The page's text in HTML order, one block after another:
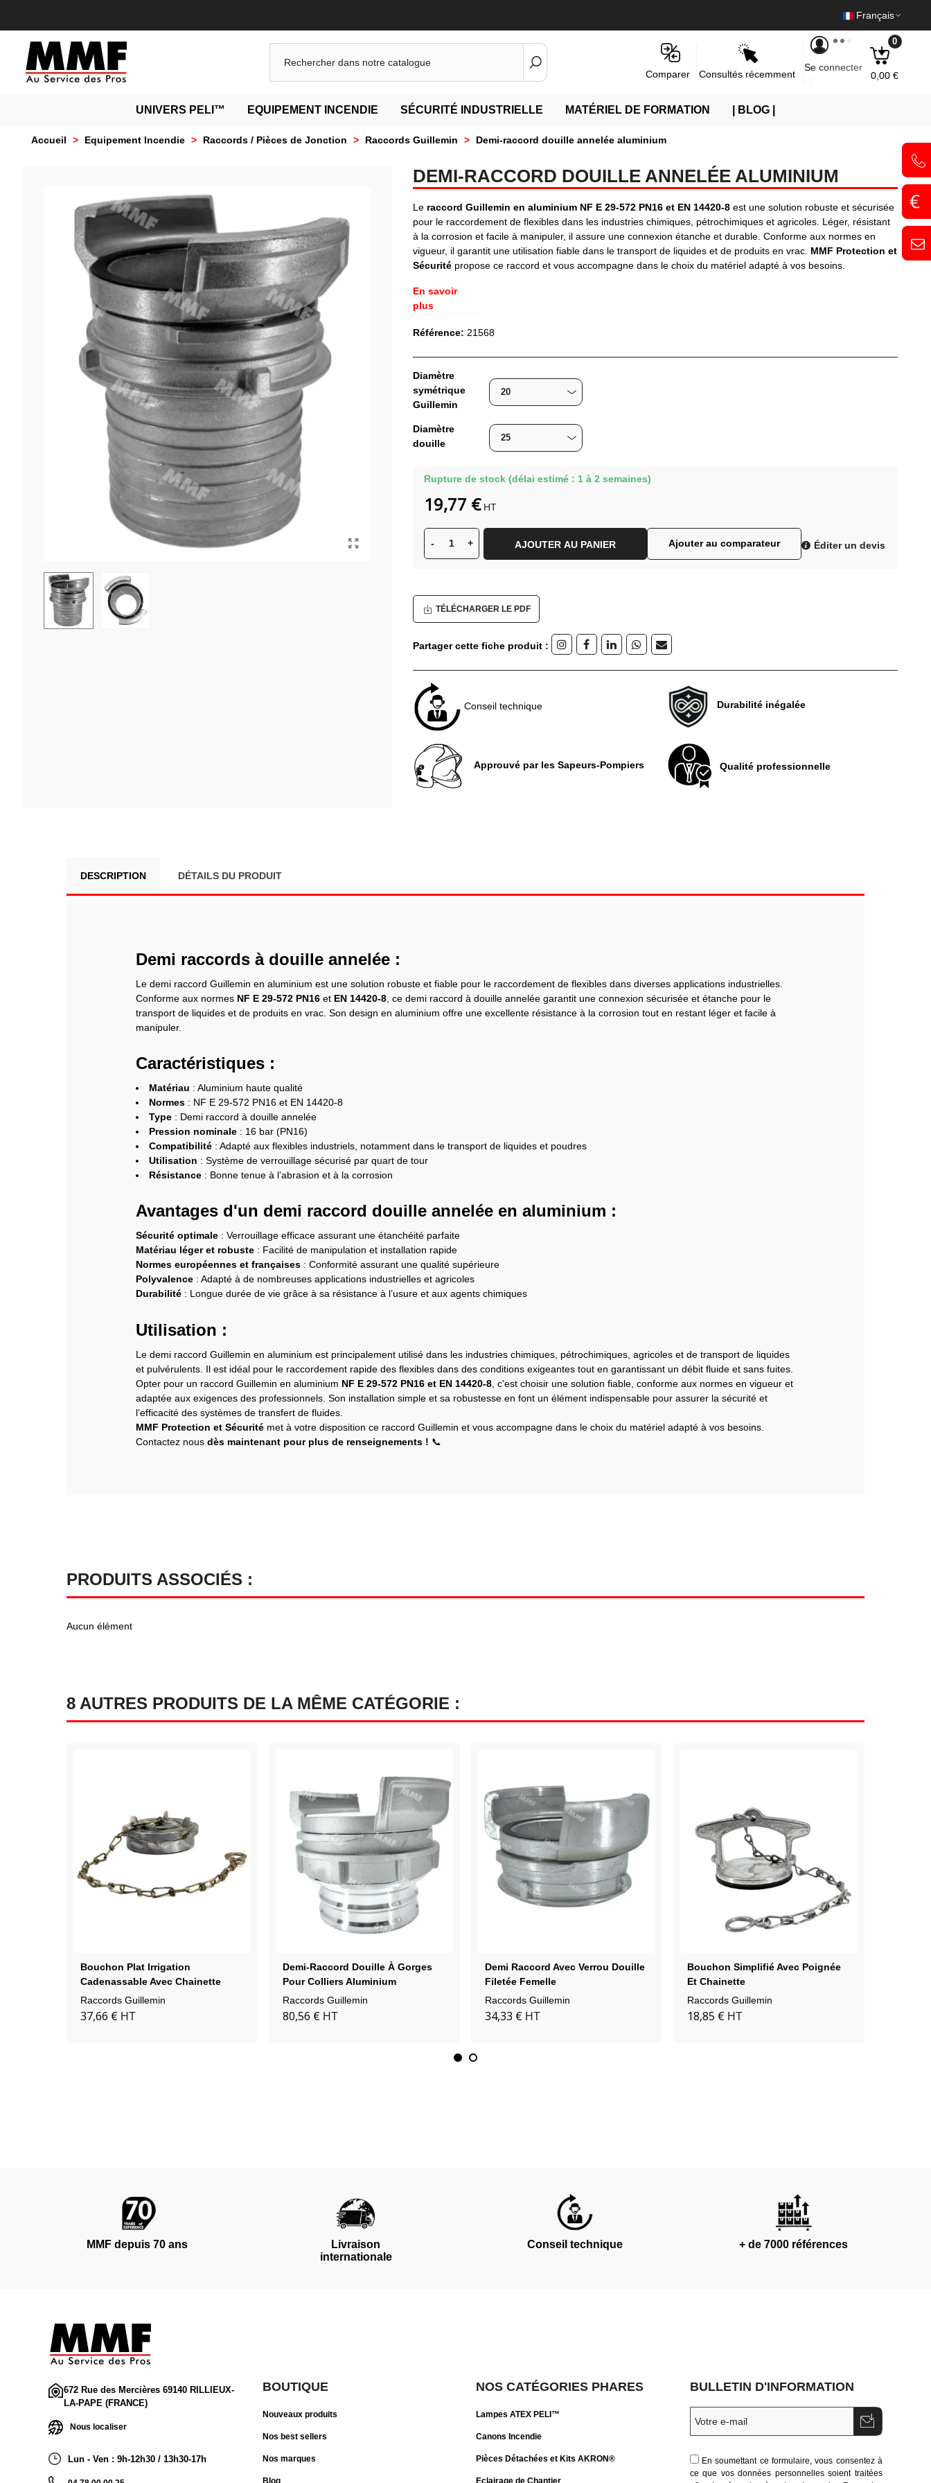
Français
Consultés récemment
Se connecter
0
0,00 €
Comparer
UNIVERS PELI™ EQUIPEMENT INCENDIE SÉCURITÉ INDUSTRIELLE MATÉRIEL DE FORMATION | BLOG |
Accueil > Equipement Incendie > Raccords / Pièces de Jonction > Raccords Guillemin > Demi-raccord douille annelée aluminium
DEMI-RACCORD DOUILLE ANNELÉE ALUMINIUM
Le raccord Guillemin en aluminium NF E 29-572 PN16 et EN 14420-8est une solution robuste et sécurisée
pour le raccordement de flexibles dans les industries chimiques, pétrochimiques et agricoles. Léger, résistant
à la corrosion et facile à manipuler, il assure une connexion étanche et durable. Conforme aux normes en
vigueur, il garantit une utilisation fiable dans le transport de liquides et de produits en vrac. MMF Protection et
Sécuritépropose ce raccord et vous accompagne dans le choix du matériel adapté à vos besoins.
En savoir
plus
Référence: 21568
Diamètre
symétrique
Guillemin
Diamètre
douille
Rupture de stock (délai estimé : 1 à 2 semaines)
- + AJOUTER AU PANIER Ajouter au comparateur Éditer un devis
19,77 € HT
TÉLÉCHARGER LE PDF
Partager cette fiche produit :
Conseil technique Durabilité inégalée
Approuvé par les Sapeurs-Pompiers Qualité professionnelle
DESCRIPTION DÉTAILS DU PRODUIT
Demi raccords à douille annelée :
Le demi raccord Guillemin en aluminium est une solution robuste et fiable pour le raccordement de flexibles dans diverses applications industrielles.
Conforme aux normes NF E 29-572 PN16 et EN 14420-8 , ce demi raccord à douille annelée garantit une connexion sécurisée et étanche pour le
transport de liquides et de produits en vrac. Son design en aluminium offre une excellente résistance à la corrosion tout en restant léger et facile à
manipuler.
Caractéristiques :
Matériau : Aluminium haute qualité
Normes : NF E 29-572 PN16 et EN 14420-8
Type : Demi raccord à douille annelée
Pression nominale : 16 bar (PN16)
Compatibilité : Adapté aux flexibles industriels, notamment dans le transport de liquides et poudres
Utilisation : Système de verrouillage sécurisé par quart de tour
Résistance : Bonne tenue à l’abrasion et à la corrosion
Avantages d'un demi raccord douille annelée en aluminium :
Sécurité optimale : Verrouillage efficace assurant une étanchéité parfaite
Matériau léger et robuste : Facilité de manipulation et installation rapide
Normes européennes et françaises : Conformité assurant une qualité supérieure
Polyvalence : Adapté à de nombreuses applications industrielles et agricoles
Durabilité : Longue durée de vie grâce à sa résistance à l’usure et aux agents chimiques
Utilisation :
Le demi raccord Guillemin en aluminium est principalement utilisé dans les industries chimiques, pétrochimiques, agricoles et de transport de liquides
et pulvérulents. Il est idéal pour le raccordement rapide des flexibles dans des conditions exigeantes tout en garantissant un débit fluide et sans fuites.
Opter pour un raccord Guillemin en aluminium NF E 29-572 PN16 et EN 14420-8 , c'est choisir une solution fiable, conforme aux normes en vigueur et
adaptée aux exigences des professionnels. Son installation simple et sa robustesse en font un élément indispensable pour assurer la sécurité et
l’efficacité des systèmes de transfert de fluides.
MMF Protection et Sécurité met à votre disposition ce raccord Guillemin et vous accompagne dans le choix du matériel adapté à vos besoins.
Contactez nous dès maintenant pour plus de renseignements ! 📞
PRODUITS ASSOCIÉS :
Aucun élément
8 AUTRES PRODUITS DE LA MÊME CATÉGORIE :
Bouchon Plat Irrigation
Cadenassable Avec Chainette
Aluminium
Raccords Guillemin
37,66 € HT
Demi-Raccord Douille À Gorges
Pour Colliers Aluminium
Raccords Guillemin
80,56 € HT
Demi Raccord Avec Verrou Douille
Filetée Femelle
Raccords Guillemin
34,33 € HT
Bouchon Simplifié Avec Poignée
Et Chainette
Raccords Guillemin
18,85 € HT
MMF depuis 70 ans
Livraison
internationale
Conseil technique + de 7000 références
672 Rue des Mercières 69140 RILLIEUX-
LA-PAPE (FRANCE)
Nous localiser
Lun - Ven : 9h-12h30 / 13h30-17h
BOUTIQUE
Nouveaux produits
Nos best sellers
Nos marques
NOS CATÉGORIES PHARES
Lampes ATEX PELI™
Canons Incendie
Pièces Détachées et Kits AKRON®
BULLETIN D'INFORMATION
En soumettant ce formulaire, vous consentez à
ce que vos données personnelles soient traitées